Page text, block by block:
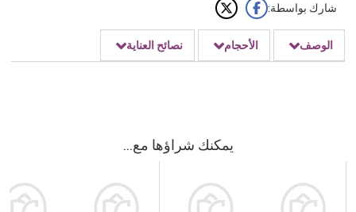
شارك بواسطة:
الوصف الأحجام نصائح العناية
يمكنك شراؤها مع